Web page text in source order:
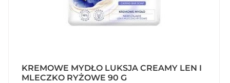
KREMOWE MYDŁO LUKSJA CREAMY LEN I
MLECZKO RYŻOWE 90 G